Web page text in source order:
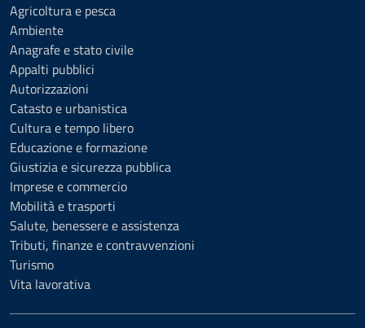
Agricoltura e pesca
Ambiente
Anagrafe e stato civile
Appalti pubblici
Autorizzazioni
Catasto e urbanistica
Cultura e tempo libero
Educazione e formazione
Giustizia e sicurezza pubblica
Imprese e commercio
Mobilità e trasporti
Salute, benessere e assistenza
Tributi, finanze e contravvenzioni
Turismo
Vita lavorativa